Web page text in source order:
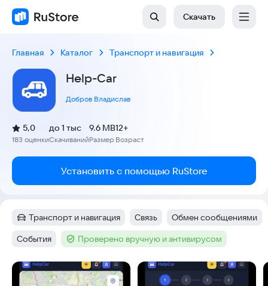
Скачать
Главная Каталог Транспорт и навигация
Help-Car
Добров Владислав
Рейтинг:
5,0
(
183 оценки
)
Скачиваний
до 1 тыс
Размер
9.6 MB
Возраст
12+
Установить с помощью RuStore
Категория:
Транспорт и навигация Тег:
Связь Тег:
Обмен сообщениями
Тег:
События Тег :Проверено вручную и антивирусом
Скриншоты